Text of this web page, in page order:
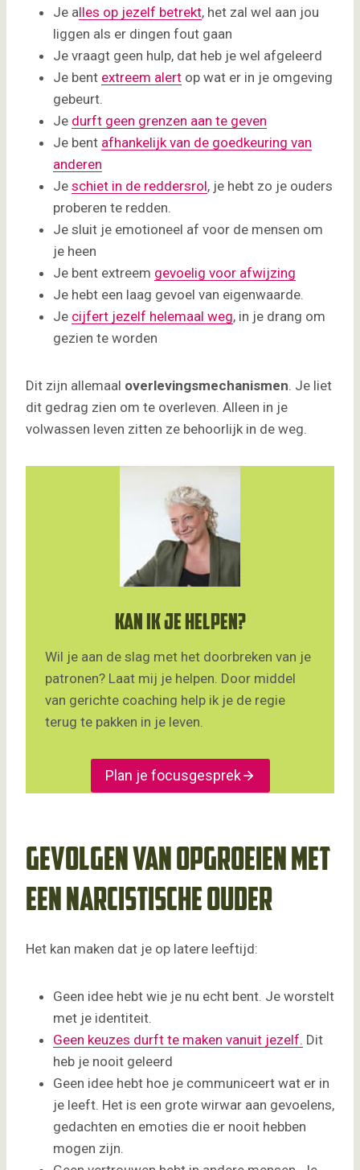
Je alles op jezelf betrekt, het zal wel aan jou
liggen als er dingen fout gaan
Je vraagt geen hulp, dat heb je wel afgeleerd
Je bent extreem alert op wat er in je omgeving
gebeurt.
Je durft geen grenzen aan te geven
Je bent afhankelijk van de goedkeuring van
anderen
Je schiet in de reddersrol, je hebt zo je ouders
proberen te redden.
Je sluit je emotioneel af voor de mensen om
je heen
Je bent extreem gevoelig voor afwijzing
Je hebt een laag gevoel van eigenwaarde.
Je cijfert jezelf helemaal weg, in je drang om
gezien te worden
Dit zijn allemaal overlevingsmechanismen. Je liet
dit gedrag zien om te overleven. Alleen in je
volwassen leven zitten ze behoorlijk in de weg.
Kan ik je helpen?
Wil je aan de slag met het doorbreken van je
patronen? Laat mij je helpen. Door middel
van gerichte coaching help ik je de regie
terug te pakken in je leven.
Plan je focusgesprek
Gevolgen van opgroeien met
een narcistische ouder
Het kan maken dat je op latere leeftijd:
Geen idee hebt wie je nu echt bent. Je worstelt
met je identiteit.
Geen keuzes durft te maken vanuit jezelf. Dit
heb je nooit geleerd
Geen idee hebt hoe je communiceert wat er in
je leeft. Het is een grote wirwar aan gevoelens,
gedachten en emoties die er nooit hebben
mogen zijn.